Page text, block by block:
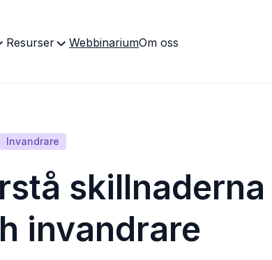
Resurser WebbinariumOm oss
Invandrare
invandrare